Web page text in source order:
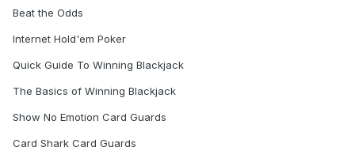
Beat the Odds
Internet Hold'em Poker
Quick Guide To Winning Blackjack
The Basics of Winning Blackjack
Show No Emotion Card Guards
Card Shark Card Guards